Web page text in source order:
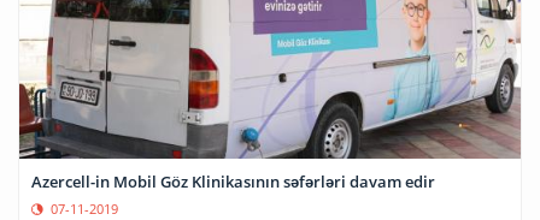
Azercell-in Mobil Göz Klinikasının səfərləri davam edir
07-11-2019